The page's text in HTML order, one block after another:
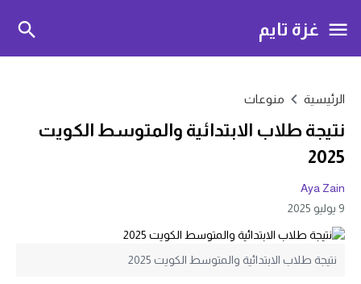
غزة تايم
الرئيسية منوعات
نتيجة طلاب الابتدائية والمتوسط الكويت
2025
Aya Zain
9 يوليو 2025
نتيجة طلاب الابتدائية والمتوسط الكويت 2025